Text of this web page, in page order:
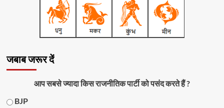
जबाब जरूर दें
आप सबसे ज्यादा किस राजनीतिक पार्टी को पसंद करते हैं ?
BJP